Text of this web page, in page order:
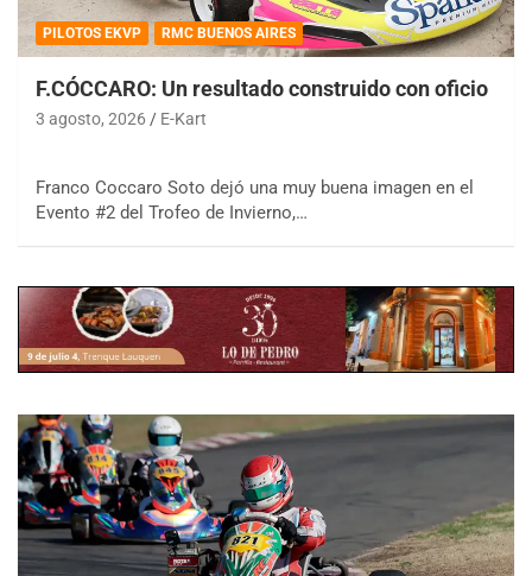
PILOTOS EKVP RMC BUENOS AIRES
F.CÓCCARO: Un resultado construido con oficio
3 agosto, 2026 E-Kart
Franco Coccaro Soto dejó una muy buena imagen en el
Evento #2 del Trofeo de Invierno,…